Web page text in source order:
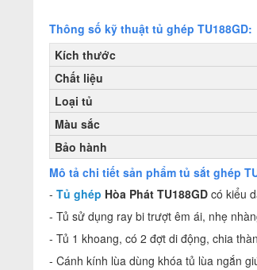
Thông số kỹ thuật tủ ghép TU188GD:
Kích thước
Chất liệu
Loại tủ
Màu sắc
Bảo hành
Mô tả chi tiết sản phẩm tủ sắt ghép
- Tủ ghép Hòa Phát TU188GD có kiểu
- Tủ sử dụng ray bi trượt êm ái, nhẹ
- Tủ 1 khoang, có 2 đợt di động, chia
- Cánh kính lùa dùng khóa tủ lùa ngắn